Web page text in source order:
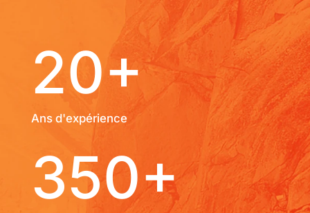
20+
Ans d'expérience
350+